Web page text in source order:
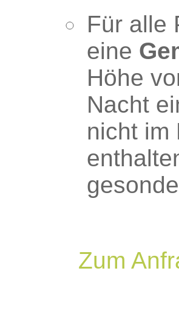
Für alle
eine
Höhe
Nacht
nicht im
Zum